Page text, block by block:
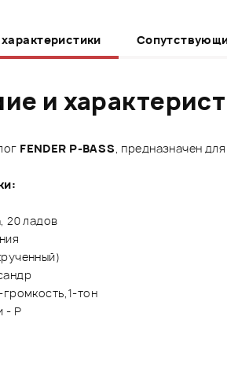
и
FENDER P-BASS, предназначен
20 ладов
громкость,1-тон
- P